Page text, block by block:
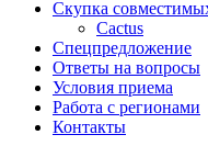
Скупка
Cactus
Спецпредложение
Ответы на вопросы
Условия приема
Работа с регионами
Контакты